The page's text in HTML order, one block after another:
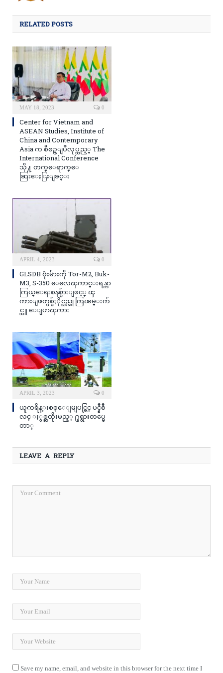
RELATED POSTS
MAY 18, 2023 0
Center for Vietnam and
ASEAN Studies, Institute of
China and Contemporary
Asia က စီစဥ္ျပဳလုပ္သည့္ The
International Conference
သို႔ တက္ေရာက္ေ
ဆြးေႏြးျခင္း
APRIL 4, 2023 0
GLSDB ဗုံးမ်ားကို Tor-M2, Buk-
M3, S-350 ေလေၾကာင္းရန္ကာ
ကြယ္ေရးစနစ္မ်ားျဖင့္ ၾ
ကားျဖတ္ပစ္ခ်ႏိုင္သည္ဟု ကြၽမ္းက်
င္သူ ေျပာၾကား
APRIL 3, 2023 0
ယူကရိန္းစစ္ေျမျပင္တြင္ ပင္နီစီ
လင္ ႏွစ္ဆထိုးမည့္ ႐ုရွားတပ္မေ
တာ္
LEAVE A REPLY
Save my name, email, and website in this browser for the next time I